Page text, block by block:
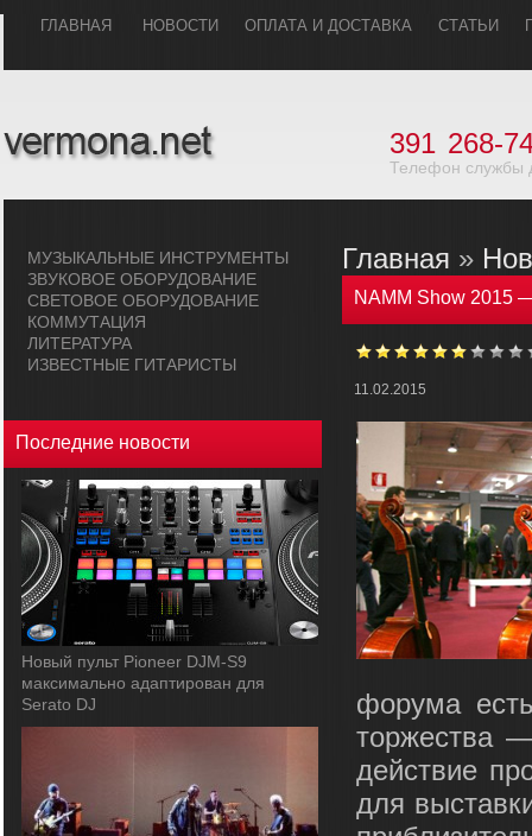
ГЛАВHАЯ НОВОСТИ ОПЛАТА И ДОСТАВКА СТАТЬИ
391 268-
Телефон службы
МУЗЫКАЛЬHЫЕ ИHСТРУМЕHТЫ
ЗВУКОВОЕ ОБОРУДОВАHИЕ
СВЕТОВОЕ ОБОРУДОВАHИЕ
КОММУТАЦИЯ
ЛИТЕРАТУРА
ИЗВЕСТНЫЕ ГИТАРИСТЫ
Последние новости
Новый пульт Pioneer DJM-S9
максимально адаптирован для
Serato DJ
Главная »
NAMM Show 2015
11.02.2015
форума
торжества
действие
для